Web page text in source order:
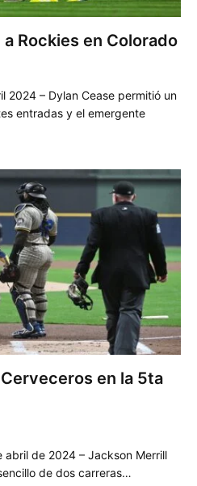
Rockies en Colorado
2024 – Dylan Cease permitió un
entradas y el emergente
en la 5ta
abril de 2024 – Jackson Merrill
de dos carreras…